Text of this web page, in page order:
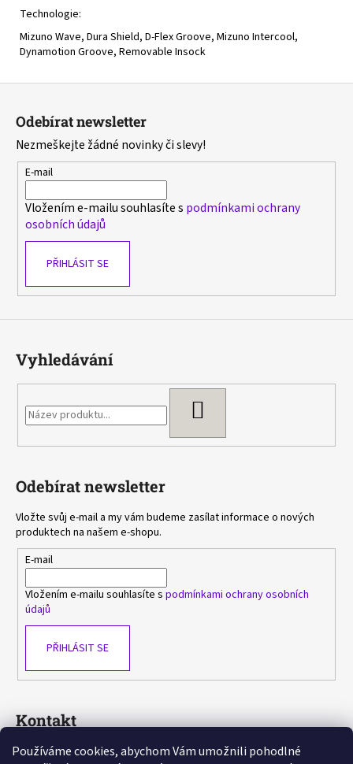
Používáme cookies, abychom Vám umožnili pohodlné
Technologie:
Mizuno Wave, Dura Shield, D-Flex Groove, Mizuno Intercool,
Dynamotion Groove, Removable Insock
Odebírat newsletter
Nezmeškejte žádné novinky či slevy!
E-mail
Vložením e-mailu souhlasíte s podmínkami ochrany
osobních údajů
PŘIHLÁSIT SE
Vyhledávání
Odebírat newsletter
Vložte svůj e-mail a my vám budeme zasílat informace o nových
produktech na našem e-shopu.
E-mail
Vložením e-mailu souhlasíte s podmínkami ochrany osobních
údajů
PŘIHLÁSIT SE
Kontakt
sasa@ avlka.cz